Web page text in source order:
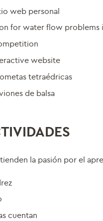
web personal
for water flow problems
website
tetraédricas
de balsa
la pasión por el
cuentan